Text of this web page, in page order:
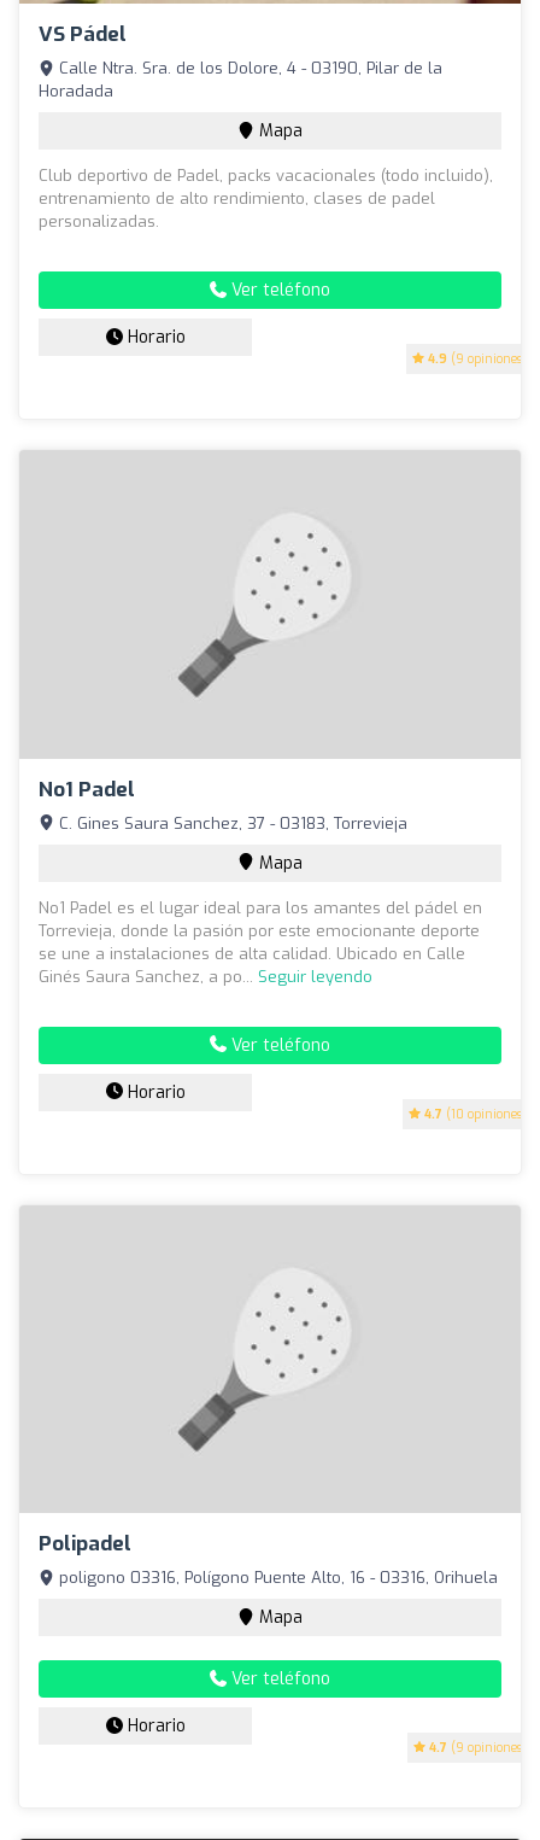
VS Pádel
4.9 (9 opiniones)
Calle Ntra. Sra. de los Dolore, 4 - 03190, Pilar de la
Horadada
Mapa
Club deportivo de Padel, packs vacacionales (todo incluido),
entrenamiento de alto rendimiento, clases de padel
personalizadas.
Ver teléfono
Horario
No1 Padel
4.7 (10 opiniones)
C. Gines Saura Sanchez, 37 - 03183, Torrevieja
Mapa
No1 Padel es el lugar ideal para los amantes del pádel en
Torrevieja, donde la pasión por este emocionante deporte
se une a instalaciones de alta calidad. Ubicado en Calle
Ginés Saura Sanchez, a po... Seguir leyendo
Ver teléfono
Horario
Polipadel
4.7 (9 opiniones)
poligono 03316, Polígono Puente Alto, 16 - 03316, Orihuela
Mapa
Ver teléfono
Horario